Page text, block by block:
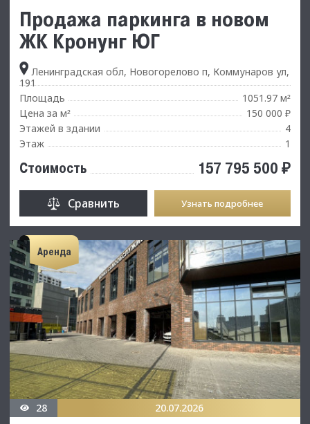
Продажа паркинга в новом
ЖК Кронунг ЮГ
Ленинградская обл, Новогорелово п, Коммунаров ул,
191
Площадь
1051.97 м²
Цена за м²
150 000 ₽
Этажей в здании
4
Этаж
1
Стоимость 157 795 500 ₽
Сравнить Узнать подробнее
Аренда
28 20.07.2026